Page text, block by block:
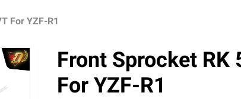
For YZF-R1
Front Sprocket RK
For YZF-R1